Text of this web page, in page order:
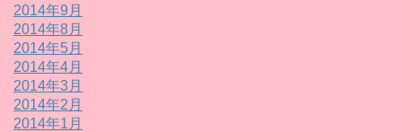
2014年9月
2014年8月
2014年5月
2014年4月
2014年3月
2014年2月
2014年1月